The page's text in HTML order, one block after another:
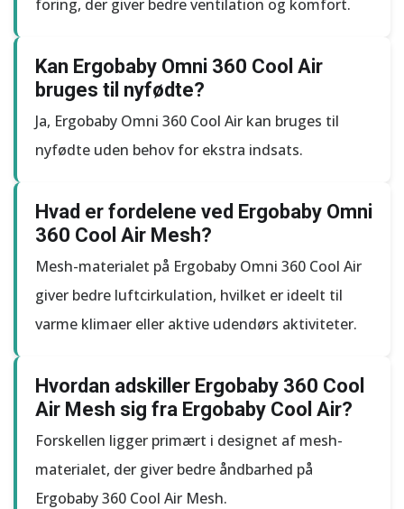
foring, der giver bedre ventilation og komfort.
Kan Ergobaby Omni 360 Cool Air
bruges til nyfødte?
Ja, Ergobaby Omni 360 Cool Air kan bruges til
nyfødte uden behov for ekstra indsats.
Hvad er fordelene ved Ergobaby Omni
360 Cool Air Mesh?
Mesh-materialet på Ergobaby Omni 360 Cool Air
giver bedre luftcirkulation, hvilket er ideelt til
varme klimaer eller aktive udendørs aktiviteter.
Hvordan adskiller Ergobaby 360 Cool
Air Mesh sig fra Ergobaby Cool Air?
Forskellen ligger primært i designet af mesh-
materialet, der giver bedre åndbarhed på
Ergobaby 360 Cool Air Mesh.